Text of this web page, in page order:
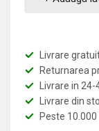
Livrare
Returnarea
Livrare in 24-
Livrare din
Peste